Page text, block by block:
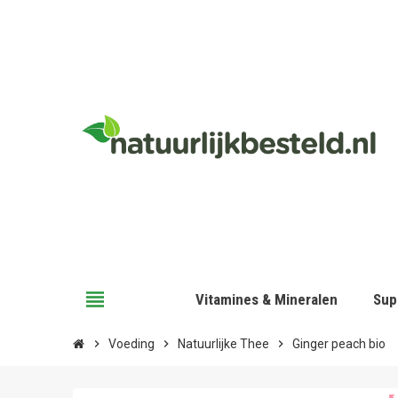
view_headline Vitamines & Mineralen
chevron_right Voeding chevron_right Natuurlijke Thee chevron_right Ginger peach bio